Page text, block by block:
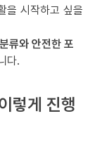
을 시작하고 싶을
류와 안전한 포
다.
렇게 진행